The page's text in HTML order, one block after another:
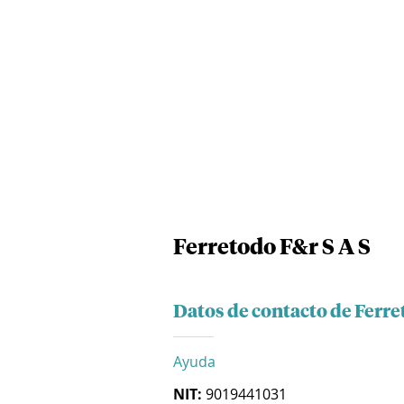
Ferretodo F&r S A S
Datos de contacto de
Ayuda
NIT: 9019441031